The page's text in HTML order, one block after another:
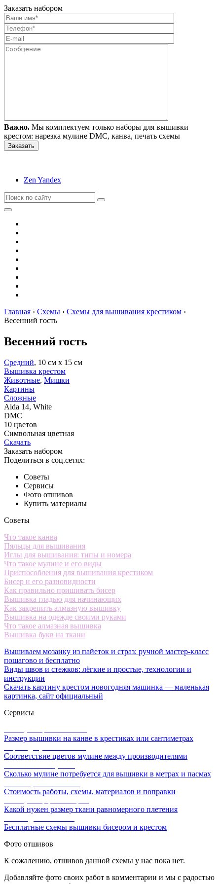
Заказать набором
Важно. Мы комплектуем только наборы для вышивки
крестом: нарезка мулине DMC, канва, печать схемы
Zen Yandex
Главная › Схемы › Схемы для вышивания крестиком ›
Весенний гость
Весенний гость
Средний, 10 см х 15 см
Вышивка крестом
Животные, Мишки
Картины
Сложные
Aida 14, White
DMC
10 цветов
Символьная цветная
Скачать
Заказать набором
Поделиться в соц.сетях:
Советы
Сервисы
Фото отшивов
Купить материалы
Советы
Что такое канва
Пяльцы для вышивания
Иглы для вышивания: типы и номера
Что такое мулине и его виды
Приспособления для вышивания крестиком
Бисер и его разновидности
Как правильно пришивать бисер
Вышивка гладью для начинающих
Как закрепить алмазную вышивку
Вышивка на одежде своими руками
Что такое алмазная вышивка
Вышивка букв на ткани
Вышиваем мозаику из пайеток и страз: ручной мастер-класс
пошагово и бесплатно
Виды швов и стежков: лёгкие и простые, технологии и
инструкции
Скачать картину крестом новогодняя машинка — маленькая
картинка, сайт официальный
Сервисы
Размер вышивки на канве в крестиках или сантиметрах
Соответствие цветов мулине между производителями
Сколько мулине потребуется для вышивки в метрах и пасмах
Стоимость работы, схемы, материалов и поправки
Какой нужен размер ткани равномерного плетения
Бесплатные схемы вышивки бисером и крестом
Фото отшивов
К сожалению, отшивов данной схемы у нас пока нет.
Добавляйте фото своих работ в комментарии и мы с радостью